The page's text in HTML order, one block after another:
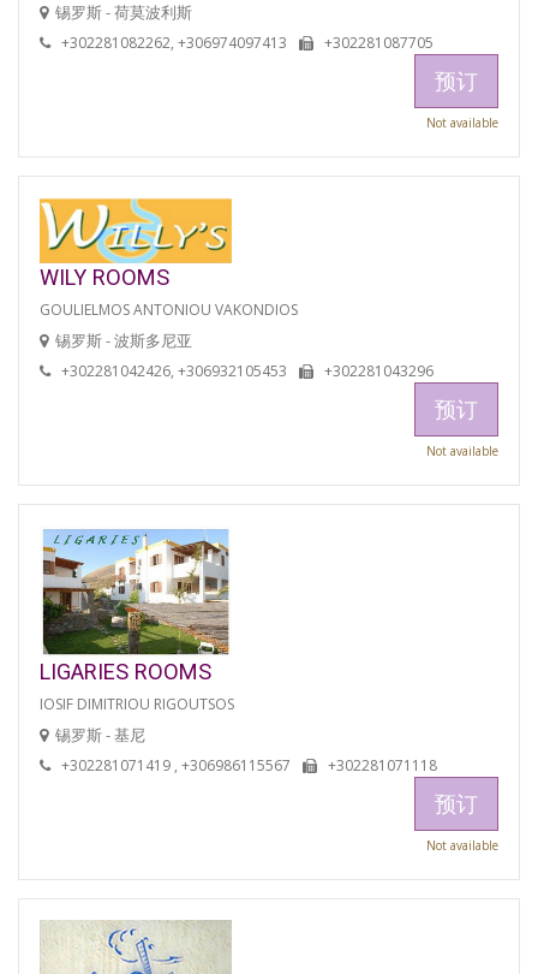
锡罗斯 - 荷莫波利斯
+302281082262, +306974097413 +302281087705
预订
Not available
WILY ROOMS
GOULIELMOS ANTONIOU VAKONDIOS
锡罗斯 - 波斯多尼亚
+302281042426, +306932105453 +302281043296
预订
Not available
LIGARIES ROOMS
IOSIF DIMITRIOU RIGOUTSOS
锡罗斯 - 基尼
+302281071419 , +306986115567 +302281071118
预订
Not available